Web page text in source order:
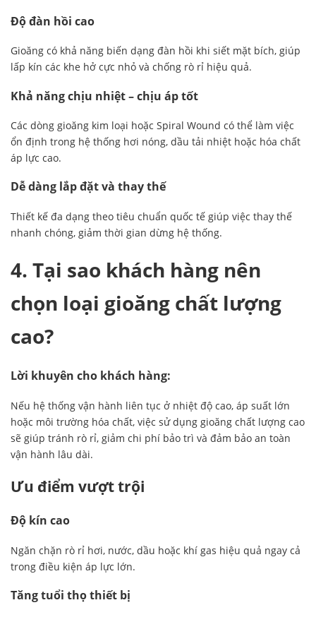
Độ đàn hồi cao
Gioăng có khả năng biến dạng đàn hồi khi siết mặt bích, giúp
lấp kín các khe hở cực nhỏ và chống rò rỉ hiệu quả.
Khả năng chịu nhiệt – chịu áp tốt
Các dòng gioăng kim loại hoặc Spiral Wound có thể làm việc
ổn định trong hệ thống hơi nóng, dầu tải nhiệt hoặc hóa chất
áp lực cao.
Dễ dàng lắp đặt và thay thế
Thiết kế đa dạng theo tiêu chuẩn quốc tế giúp việc thay thế
nhanh chóng, giảm thời gian dừng hệ thống.
4. Tại sao khách hàng nên
chọn loại gioăng chất lượng
cao?
Lời khuyên cho khách hàng:
Nếu hệ thống vận hành liên tục ở nhiệt độ cao, áp suất lớn
hoặc môi trường hóa chất, việc sử dụng gioăng chất lượng cao
sẽ giúp tránh rò rỉ, giảm chi phí bảo trì và đảm bảo an toàn
vận hành lâu dài.
Ưu điểm vượt trội
Độ kín cao
Ngăn chặn rò rỉ hơi, nước, dầu hoặc khí gas hiệu quả ngay cả
trong điều kiện áp lực lớn.
Tăng tuổi thọ thiết bị